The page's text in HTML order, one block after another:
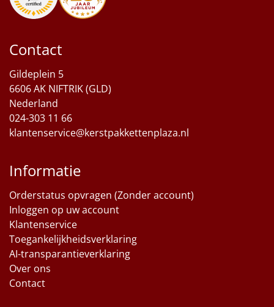
Contact
Gildeplein 5
6606 AK NIFTRIK (GLD)
Nederland
024-303 11 66
klantenservice@kerstpakkettenplaza.nl
Informatie
Orderstatus opvragen (Zonder account)
Inloggen op uw account
Klantenservice
Toegankelijkheidsverklaring
AI-transparantieverklaring
Over ons
Contact